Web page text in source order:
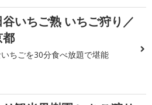
いちご熟 いちご狩り／
都
ちごを30分食べ放題で堪能